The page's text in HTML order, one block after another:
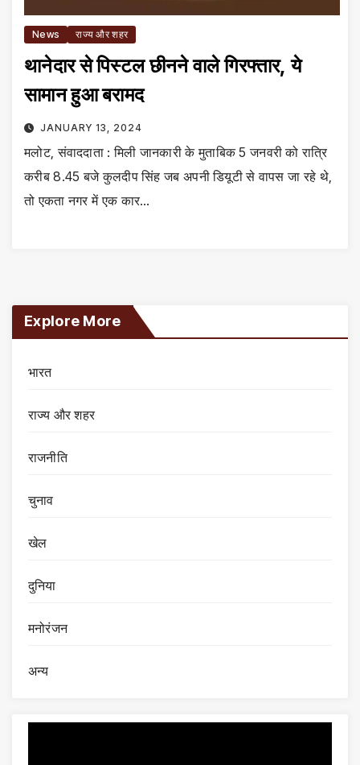
News राज्य और शहर
थानेदार से पिस्टल छीनने वाले गिरफ्तार, ये
सामान हुआ बरामद
JANUARY 13, 2024
मलोट, संवाददाता : मिली जानकारी के मुताबिक 5 जनवरी को रात्रि
करीब 8.45 बजे कुलदीप सिंह जब अपनी डियूटी से वापस जा रहे थे,
तो एकता नगर में एक कार…
Explore More
भारत
राज्य और शहर
राजनीति
चुनाव
खेल
दुनिया
मनोरंजन
अन्य